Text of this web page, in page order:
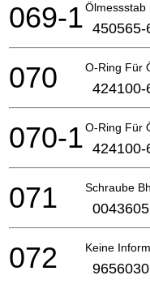
Ölmessstab
069-1 450565-
O-Ring Für
070 424100-
O-Ring Für
070-1 424100-
Schraube
071
Keine
072